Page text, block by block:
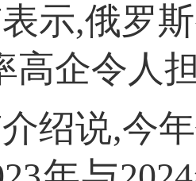
示,俄罗
高企令人
绍说,今